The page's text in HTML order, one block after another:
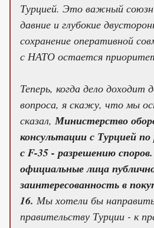
Турцией. Это важный
давние и глубокие
сохранение оперативной
с НАТО остается
Теперь, когда дело доходит
вопроса, я скажу, что мы
сказал,Министерство
консультации с Турцией
с F-35 - разрешению
официальные лица
заинтересованность в
16. Мы хотели бы
правительству Турции - к